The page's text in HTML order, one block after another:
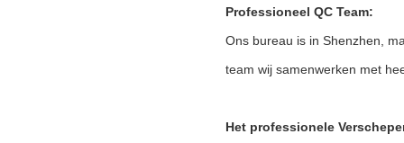
Professioneel QC Team:
Ons bureau is in Shenzhen,
team wij samenwerken met
Het professionele